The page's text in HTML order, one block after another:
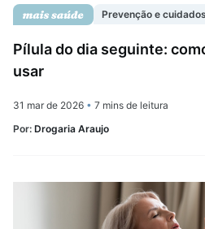
Prevenção e cuidados
Pílula do dia seguinte:
usar
31 mar de 2026 • 7 mins de leitura
Por: Drogaria Araujo